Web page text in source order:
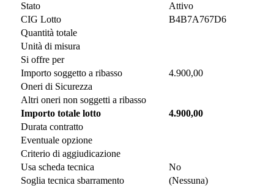
Stato
Attivo
CIG Lotto
B4B7A767D6
Quantità totale
Unità di misura
Si offre per
Importo soggetto a ribasso
4.900,00
Oneri di Sicurezza
Altri oneri non soggetti a ribasso
Importo totale lotto
4.900,00
Durata contratto
Eventuale opzione
Criterio di aggiudicazione
Usa scheda tecnica
No
Soglia tecnica sbarramento
(Nessuna)